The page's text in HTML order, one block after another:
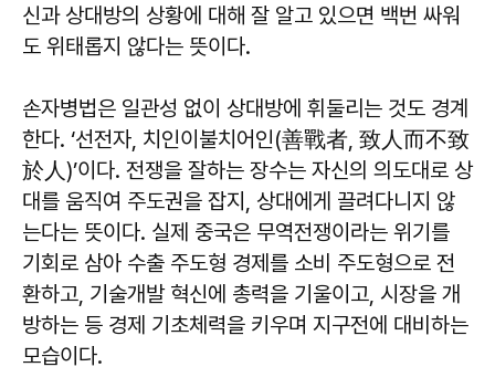
신과 상대방의 상황에 대해 잘 알고 있으면 백번 싸워
도 위태롭지 않다는 뜻이다.
손자병법은 일관성 없이 상대방에 휘둘리는 것도 경계
한다. ‘선전자, 치인이불치어인(善戰者, 致人而不致
於人)’이다. 전쟁을 잘하는 장수는 자신의 의도대로 상
대를 움직여 주도권을 잡지, 상대에게 끌려다니지 않
는다는 뜻이다. 실제 중국은 무역전쟁이라는 위기를
기회로 삼아 수출 주도형 경제를 소비 주도형으로 전
환하고, 기술개발 혁신에 총력을 기울이고, 시장을 개
방하는 등 경제 기초체력을 키우며 지구전에 대비하는
모습이다.